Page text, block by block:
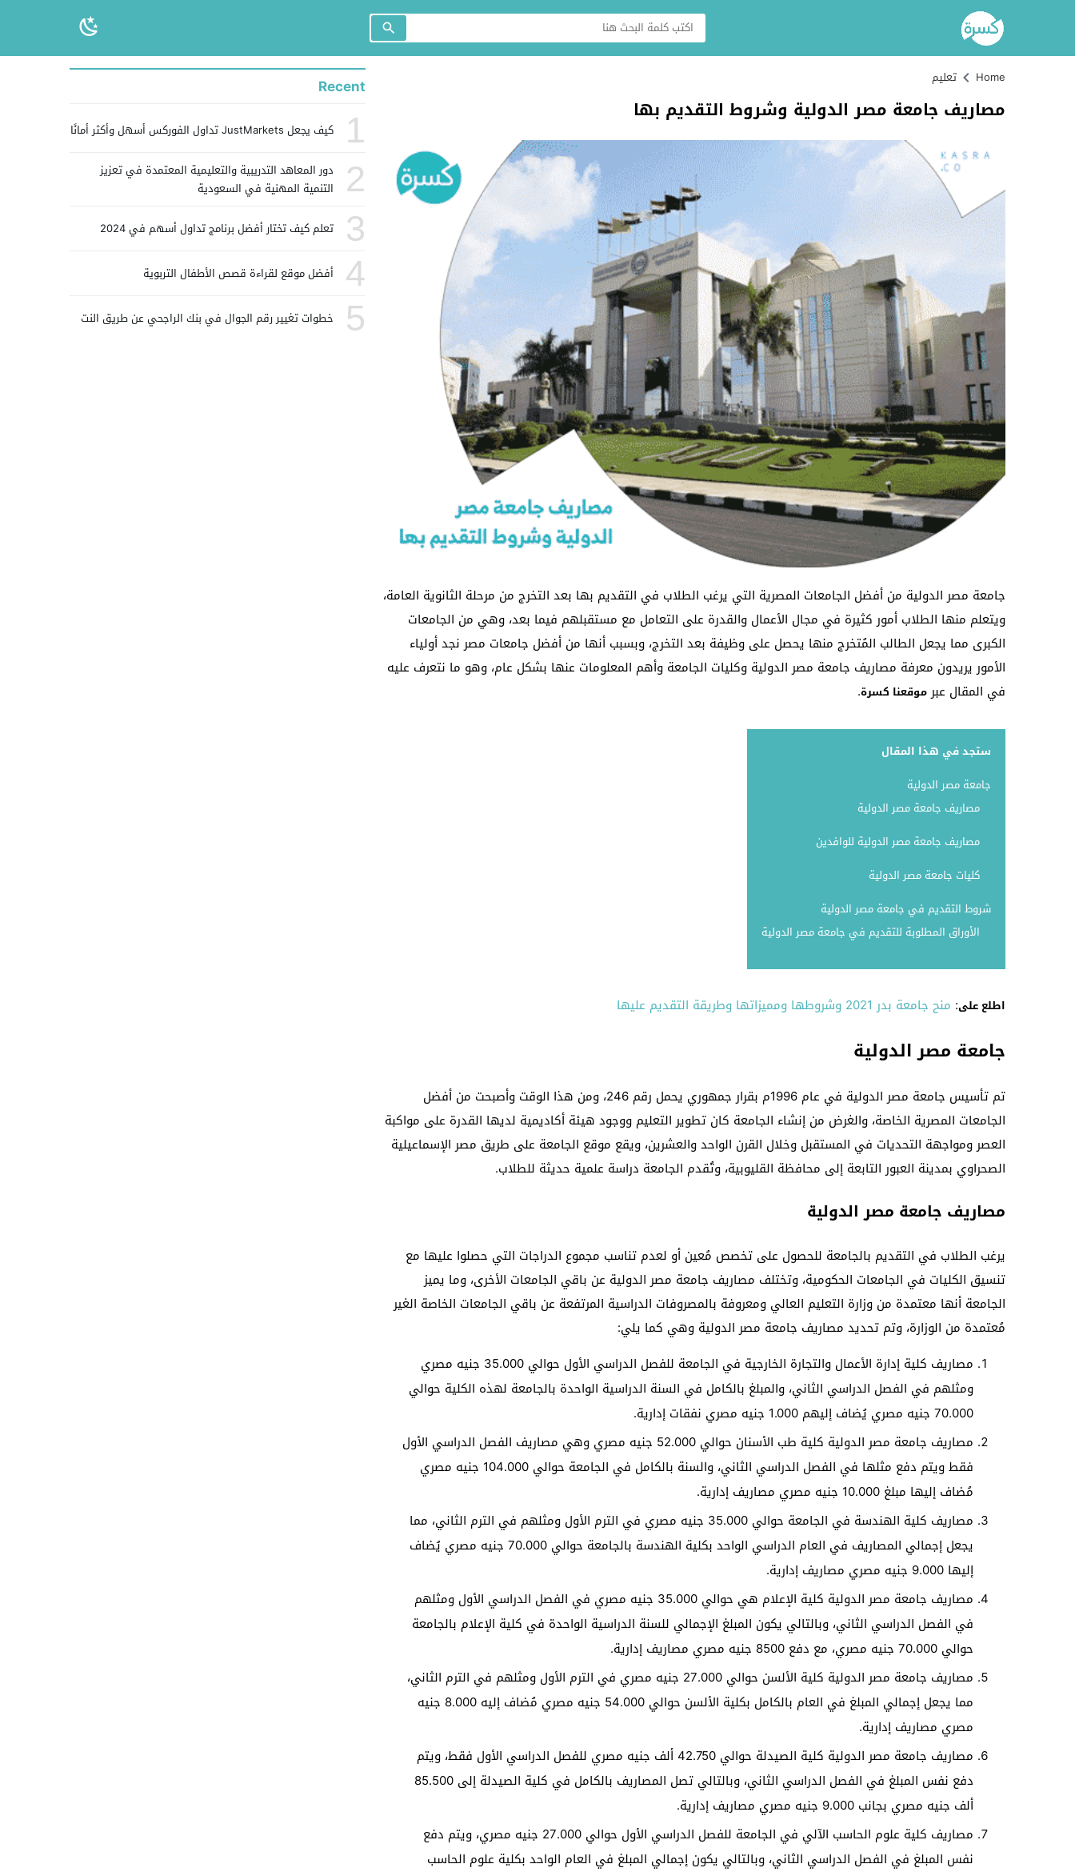
Home تعليم
مصاريف جامعة مصر الدولية وشروط التقديم بها
جامعة مصر الدولية من أفضل الجامعات المصرية التي يرغب الطلاب في التقديم بها بعد التخرج من مرحلة الثانوية العامة،
ويتعلم منها الطلاب أمور كثيرة في مجال الأعمال والقدرة على التعامل مع مستقبلهم فيما بعد، وهي من الجامعات
الكبرى مما يجعل الطالب المُتخرج منها يحصل على وظيفة بعد التخرج، وبسبب أنها من أفضل جامعات مصر نجد أولياء
الأمور يريدون معرفة مصاريف جامعة مصر الدولية وكليات الجامعة وأهم المعلومات عنها بشكل عام، وهو ما نتعرف عليه
في المقال عبرموقعنا كسرة.
ستجد في هذا المقال
جامعة مصر الدولية
مصاريف جامعة مصر الدولية
مصاريف جامعة مصر الدولية للوافدين
كليات جامعة مصر الدولية
شروط التقديم في جامعة مصر الدولية
الأوراق المطلوبة للتقديم في جامعة مصر الدولية
اطلع على: منح جامعة بدر 2021 وشروطها ومميزاتها وطريقة التقديم عليها
جامعة مصر الدولية
تم تأسيس جامعة مصر الدولية في عام 1996م بقرار جمهوري يحمل رقم 246، ومن هذا الوقت وأصبحت من أفضل
الجامعات المصرية الخاصة، والغرض من إنشاء الجامعة كان تطوير التعليم ووجود هيئة أكاديمية لديها القدرة على مواكبة
العصر ومواجهة التحديات في المستقبل وخلال القرن الواحد والعشرين، ويقع موقع الجامعة على طريق مصر الإسماعيلية
الصحراوي بمدينة العبور التابعة إلى محافظة القليوبية، وتُقدم الجامعة دراسة علمية حديثة للطلاب.
مصاريف جامعة مصر الدولية
يرغب الطلاب في التقديم بالجامعة للحصول على تخصص مُعين أو لعدم تناسب مجموع الدراجات التي حصلوا عليها مع
تنسيق الكليات في الجامعات الحكومية، وتختلف مصاريف جامعة مصر الدولية عن باقي الجامعات الأخرى، وما يميز
الجامعة أنها معتمدة من وزارة التعليم العالي ومعروفة بالمصروفات الدراسية المرتفعة عن باقي الجامعات الخاصة الغير
مُعتمدة من الوزارة، وتم تحديد مصاريف جامعة مصر الدولية وهي كما يلي:
مصاريف كلية إدارة الأعمال والتجارة الخارجية في الجامعة للفصل الدراسي الأول حوالي 35.000 جنيه مصري
ومثلهم في الفصل الدراسي الثاني، والمبلغ بالكامل في السنة الدراسية الواحدة بالجامعة لهذه الكلية حوالي
70.000 جنيه مصري يُضاف إليهم 1.000 جنيه مصري نفقات إدارية.
مصاريف جامعة مصر الدولية كلية طب الأسنان حوالي 52.000 جنيه مصري وهي مصاريف الفصل الدراسي الأول
فقط ويتم دفع مثلها في الفصل الدراسي الثاني، والسنة بالكامل في الجامعة حوالي 104.000 جنيه مصري
مُضاف إليها مبلغ 10.000 جنيه مصري مصاريف إدارية.
مصاريف كلية الهندسة في الجامعة حوالي 35.000 جنيه مصري في الترم الأول ومثلهم في الترم الثاني، مما
يجعل إجمالي المصاريف في العام الدراسي الواحد بكلية الهندسة بالجامعة حوالي 70.000 جنيه مصري يُضاف
إليها 9.000 جنيه مصري مصاريف إدارية.
مصاريف جامعة مصر الدولية كلية الإعلام هي حوالي 35.000 جنيه مصري في الفصل الدراسي الأول ومثلهم
في الفصل الدراسي الثاني، وبالتالي يكون المبلغ الإجمالي للسنة الدراسية الواحدة في كلية الإعلام بالجامعة
حوالي 70.000 جنيه مصري، مع دفع 8500 جنيه مصري مصاريف إدارية.
مصاريف جامعة مصر الدولية كلية الألسن حوالي 27.000 جنيه مصري في الترم الأول ومثلهم في الترم الثاني،
مما يجعل إجمالي المبلغ في العام بالكامل بكلية الألسن حوالي 54.000 جنيه مصري مُضاف إليه 8.000 جنيه
مصري مصاريف إدارية.
مصاريف جامعة مصر الدولية كلية الصيدلة حوالي 42.750 ألف جنيه مصري للفصل الدراسي الأول فقط، ويتم
دفع نفس المبلغ في الفصل الدراسي الثاني، وبالتالي تصل المصاريف بالكامل في كلية الصيدلة إلى 85.500
ألف جنيه مصري بجانب 9.000 جنيه مصري مصاريف إدارية.
مصاريف كلية علوم الحاسب الآلي في الجامعة للفصل الدراسي الأول حوالي 27.000 جنيه مصري، ويتم دفع
نفس المبلغ في الفصل الدراسي الثاني، وبالتالي يكون إجمالي المبلغ في العام الواحد بكلية علوم الحاسب
Recent
1 كيف يجعل JustMarkets تداول الفوركس أسهل وأكثر أمانًا
2
دور المعاهد التدريبية والتعليمية المعتمدة في تعزيز
التنمية المهنية في السعودية
3 تعلم كيف تختار أفضل برنامج تداول أسهم في 2024
4 أفضل موقع لقراءة قصص الأطفال التربوية
5 خطوات تغيير رقم الجوال في بنك الراجحي عن طريق النت